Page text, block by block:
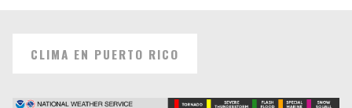
CLIMA EN PUERTO RICO